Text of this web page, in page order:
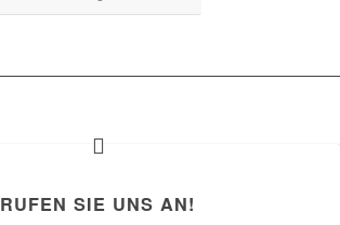
RUFEN SIE UNS AN!